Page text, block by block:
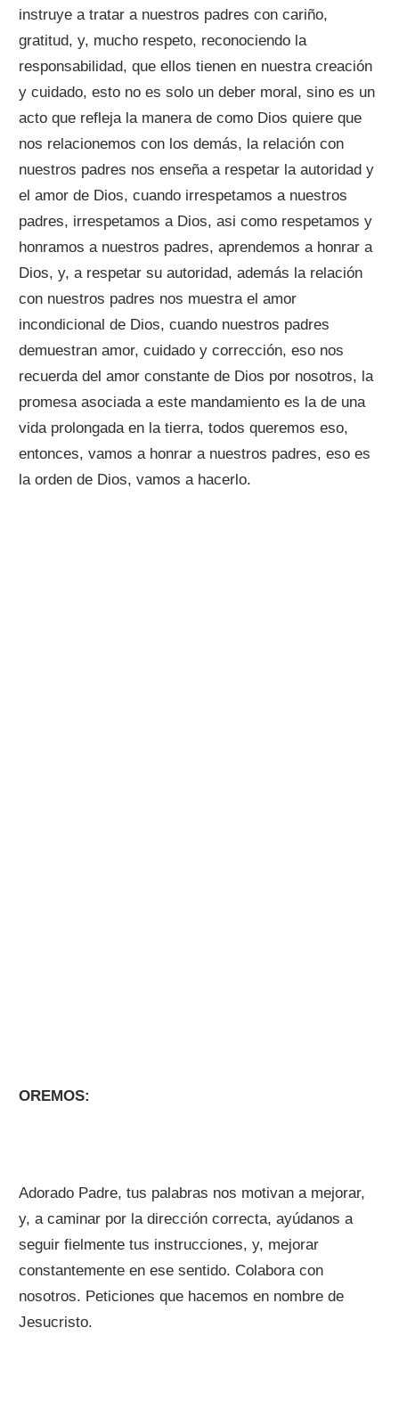
instruye a tratar a nuestros padres con cariño,
gratitud, y, mucho respeto, reconociendo la
responsabilidad, que ellos tienen en nuestra creación
y cuidado, esto no es solo un deber moral, sino es un
acto que refleja la manera de como Dios quiere que
nos relacionemos con los demás, la relación con
nuestros padres nos enseña a respetar la autoridad y
el amor de Dios, cuando irrespetamos a nuestros
padres, irrespetamos a Dios, asi como respetamos y
honramos a nuestros padres, aprendemos a honrar a
Dios, y, a respetar su autoridad, además la relación
con nuestros padres nos muestra el amor
incondicional de Dios, cuando nuestros padres
demuestran amor, cuidado y corrección, eso nos
recuerda del amor constante de Dios por nosotros, la
promesa asociada a este mandamiento es la de una
vida prolongada en la tierra, todos queremos eso,
entonces, vamos a honrar a nuestros padres, eso es
la orden de Dios, vamos a hacerlo.
OREMOS:
Adorado Padre, tus palabras nos motivan a mejorar,
y, a caminar por la dirección correcta, ayúdanos a
seguir fielmente tus instrucciones, y, mejorar
constantemente en ese sentido. Colabora con
nosotros. Peticiones que hacemos en nombre de
Jesucristo.